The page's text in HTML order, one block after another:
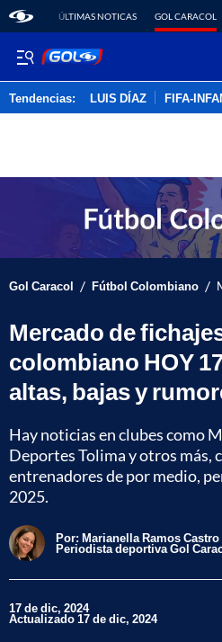
ÚLTIMAS NOTICAS GOL CARACOL
Tendencias: LUIS DÍAZ FIFA-
Gol Caracol / Fútbol Colombiano /
Mercado de
colombiano HOY
altas, bajas y
Hay noticias en clubes como
Deportes Tolima y otros más,
entrenadores de por medio,
2025.
Por: Marianella Ramos Castro
Periodista deportiva Gol
17 de dic, 2024
Actualizado 17 de dic, 2024